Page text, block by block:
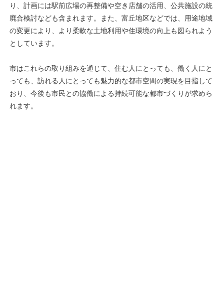
り、計画には駅前広場の再整備や空き店舗の活用、公共施設の統
廃合検討なども含まれます。また、富丘地区などでは、用途地域
の変更により、より柔軟な土地利用や住環境の向上も図られよう
としています。
市はこれらの取り組みを通じて、住む人にとっても、働く人にと
っても、訪れる人にとっても魅力的な都市空間の実現を目指して
おり、今後も市民との協働による持続可能な都市づくりが求めら
れます。